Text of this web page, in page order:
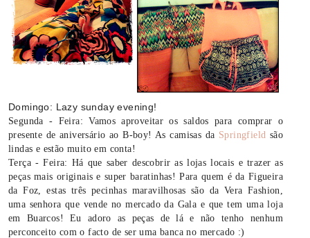
Domingo: Lazy sunday evening!
Segunda - Feira: Vamos aproveitar os saldos para comprar o
presente de aniversário ao B-boy! As camisas da Springfield são
lindas e estão muito em conta!
Terça - Feira: Há que saber descobrir as lojas locais e trazer as
peças mais originais e super baratinhas! Para quem é da Figueira
da Foz, estas três pecinhas maravilhosas são da Vera Fashion,
uma senhora que vende no mercado da Gala e que tem uma loja
em Buarcos! Eu adoro as peças de lá e não tenho nenhum
perconceito com o facto de ser uma banca no mercado :)